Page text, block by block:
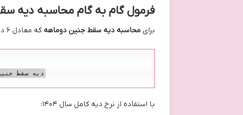
فرمول گام به گام محاسبه دیه
برایمحاسبه دیه سقط جنین دوماهه که معادل ۶ درصد دیه کامل است، می توان از فرمول ساده ای استفاده کرد:
با استفاده از نرخ دیه کامل سال ۱۴۰۴: